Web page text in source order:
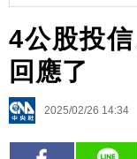
4公股投
回應了
2025/02/26 14:34